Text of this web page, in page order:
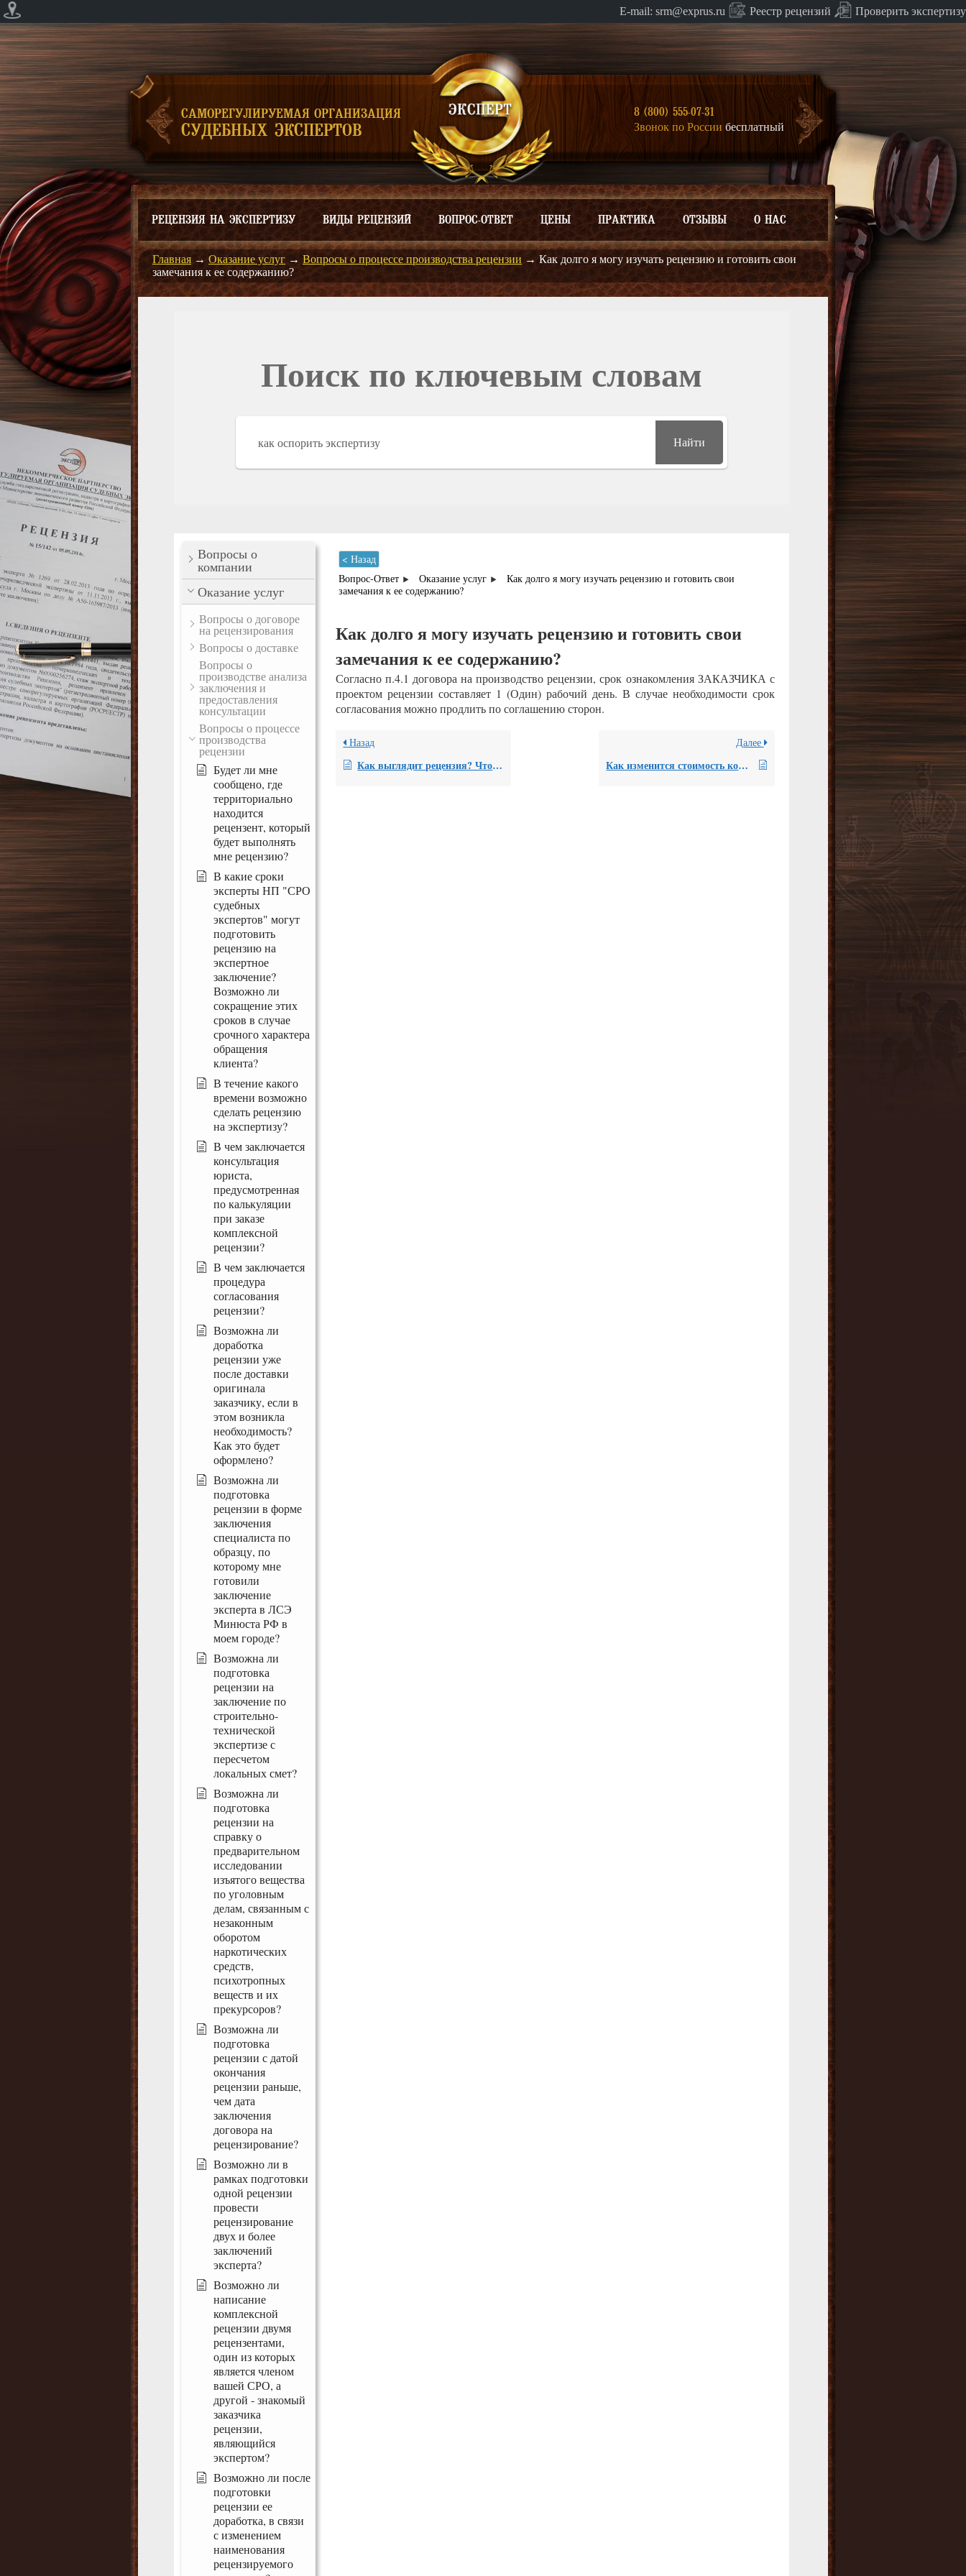
E-mail: srm@exprus.ru Реестр рецензий Проверить экспертизу
САМОРЕГУЛИРУЕМАЯ ОРГАНИЗАЦИЯ
СУДЕБНЫХ ЭКСПЕРТОВ
8 (800) 555-07-31
Звонок по России бесплатный
РЕЦЕНЗИЯ НА ЭКСПЕРТИЗУ ВИДЫ РЕЦЕНЗИЙ ВОПРОС-ОТВЕТ ЦЕНЫ ПРАКТИКА ОТЗЫВЫ О НАС
Главная → Оказание услуг → Вопросы о процессе производства рецензии → Как долго я могу изучать рецензию и готовить свои
замечания к ее содержанию?
Поиск по ключевым словам
Найти
Вопросы о
компании
Оказание услуг
Вопросы о договоре
на рецензирования
Вопросы о доставке
Вопросы о
производстве анализа
заключения и
предоставления
консультации
Вопросы о процессе
производства
рецензии
Будет ли мне
сообщено, где
территориально
находится
рецензент, который
будет выполнять
мне рецензию?
В какие сроки
эксперты НП "СРО
судебных
экспертов" могут
подготовить
рецензию на
экспертное
заключение?
Возможно ли
сокращение этих
сроков в случае
срочного характера
обращения
клиента?
В течение какого
времени возможно
сделать рецензию
на экспертизу?
В чем заключается
консультация
юриста,
предусмотренная
по калькуляции
при заказе
комплексной
рецензии?
В чем заключается
процедура
согласования
рецензии?
Возможна ли
доработка
рецензии уже
после доставки
оригинала
заказчику, если в
этом возникла
необходимость?
Как это будет
оформлено?
Возможна ли
подготовка
рецензии в форме
заключения
специалиста по
образцу, по
которому мне
готовили
заключение
эксперта в ЛСЭ
Минюста РФ в
моем городе?
Возможна ли
подготовка
рецензии на
заключение по
строительно-
технической
экспертизе с
пересчетом
локальных смет?
Возможна ли
подготовка
рецензии на
справку о
предварительном
исследовании
изъятого вещества
по уголовным
делам, связанным с
незаконным
оборотом
наркотических
средств,
психотропных
веществ и их
прекурсоров?
Возможна ли
подготовка
рецензии с датой
окончания
рецензии раньше,
чем дата
заключения
договора на
рецензирование?
Возможно ли в
рамках подготовки
одной рецензии
провести
рецензирование
двух и более
заключений
эксперта?
Возможно ли
написание
комплексной
рецензии двумя
рецензентами,
один из которых
является членом
вашей СРО, а
другой - знакомый
заказчика
рецензии,
являющийся
экспертом?
Возможно ли после
подготовки
рецензии ее
доработка, в связи
с изменением
наименования
рецензируемого
< Назад
Вопрос-Ответ
Оказание услуг
Как долго я могу изучать рецензию и готовить свои
замечания к ее содержанию?
Как долго я могу изучать рецензию и готовить свои
замечания к ее содержанию?
Согласно п.4.1 договора на производство рецензии, срок ознакомления ЗАКАЗЧИКА с
проектом рецензии составляет 1 (Один) рабочий день. В случае необходимости срок
согласования можно продлить по соглашению сторон.
Назад
Как выглядит рецензия? Что в ней отражено?
Далее
Как изменится стоимость комплексной рецензии, если заказчику необходимо привлечение двух рецензентов, но юридическое сопровождение не требуется?